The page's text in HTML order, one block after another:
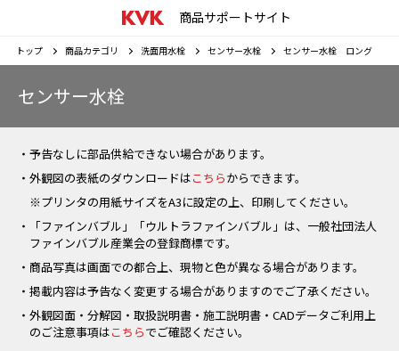
商品サポートサイト
トップ 商品カテゴリ 洗面用水栓 センサー水栓 センサー水栓 ロング
センサー水栓
・予告なしに部品供給できない場合があります。
・外観図の表紙のダウンロードはこちらからできます。
※プリンタの用紙サイズをA3に設定の上、印刷してください。
・「ファインバブル」「ウルトラファインバブル」は、一般社団法人
ファインバブル産業会の登録商標です。
・商品写真は画面での都合上、現物と色が異なる場合があります。
・掲載内容は予告なく変更する場合がありますのでご了承ください。
・外観図面・分解図・取扱説明書・施工説明書・CADデータご利用上
のご注意事項はこちらでご確認ください。